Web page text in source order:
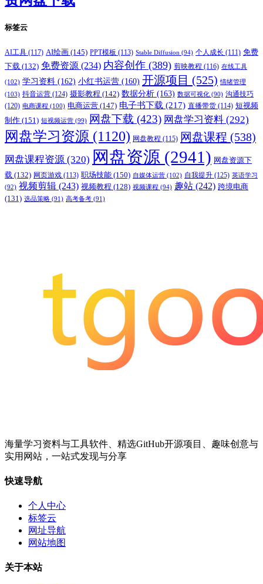
标签云
AI工具 (117) AI绘画 (145) PPT模板 (113) Stable Diffusion (94) 个人成长 (111) 免费
下载 (132) 免费资源 (234) 内容创作 (389) 剪映教程 (116) 在线工具
(102) 学习资料 (162) 小红书运营 (160) 开源项目 (525) 情绪管理
(103) 抖音运营 (124) 摄影教程 (142) 数据分析 (163) 数据可视化 (90) 沟通技巧
(120) 电商课程 (100) 电商运营 (147) 电子书下载 (217) 直播带货 (114) 短视频
制作 (151) 短视频运营 (99) 网盘下载 (423) 网盘学习资料 (292)
网盘学习资源 (1120) 网盘教程 (115) 网盘课程 (538)
网盘课程资源 (320) 网盘资源 (2941) 网盘资源下
载 (132) 网页游戏 (113) 职场技能 (150) 自媒体运营 (102) 自我提升 (125) 英语学习
(92) 视频剪辑 (243) 视频教程 (128) 视频课程 (94) 趣站 (242) 跨境电商
(131) 选品策略 (91) 高考备考 (91)
海量学习资料与工具软件、精选GitHub开源项目、趣味创意与
实用网站，一站式发现与分享
快速导航
个人中心
标签云
网址导航
网站地图
关于本站